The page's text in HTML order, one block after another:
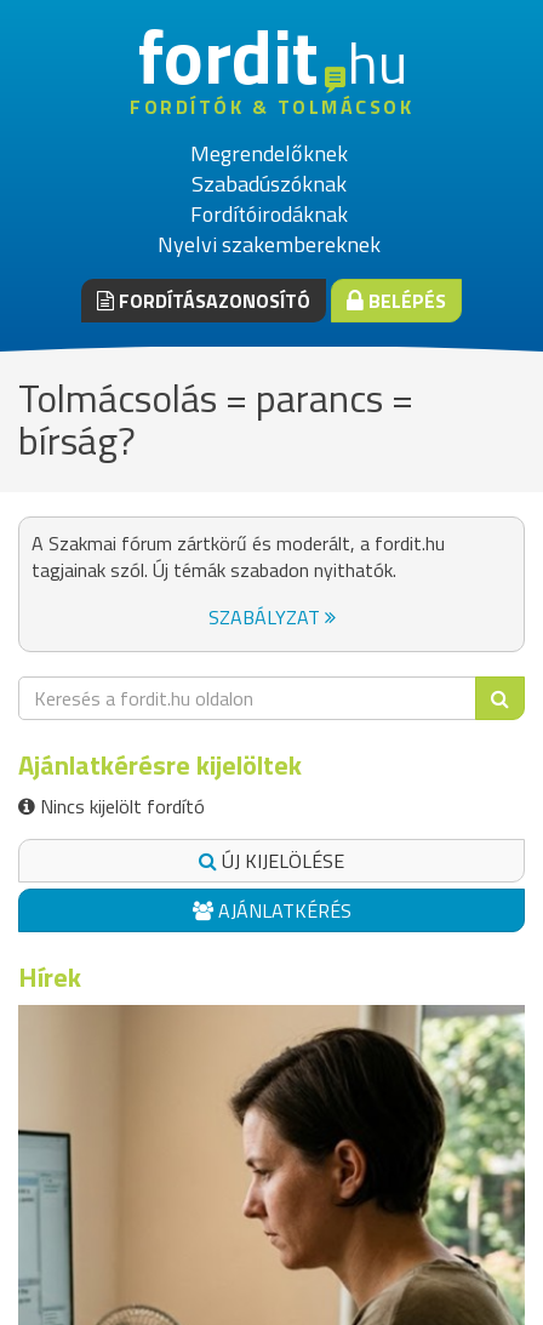
fordithu
FORDÍTÓK & TOLMÁCSOK
Megrendelőknek
Szabadúszóknak
Fordítóirodáknak
Nyelvi szakembereknek
FORDÍTÁSAZONOSÍTÓ BELÉPÉS
Tolmácsolás = parancs =
bírság?
A Szakmai fórum zártkörű és moderált, a fordit.hu
tagjainak szól. Új témák szabadon nyithatók.
SZABÁLYZAT
Ajánlatkérésre kijelöltek
Nincs kijelölt fordító
ÚJ KIJELÖLÉSE
AJÁNLATKÉRÉS
Hírek